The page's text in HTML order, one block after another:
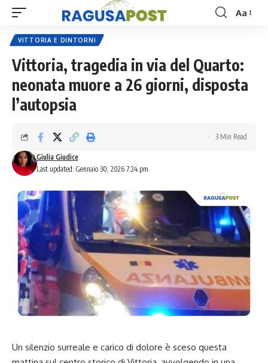
Font
Aa
VITTORIA E DINTORNI
Vittoria, tragedia in via del Quarto:
neonata muore a 26 giorni, disposta
l’autopsia
Last updated: Gennaio 30, 2026 7:24 pm
Giulia Giudice
3 Min Read
Un silenzio surreale e carico di dolore è sceso questa